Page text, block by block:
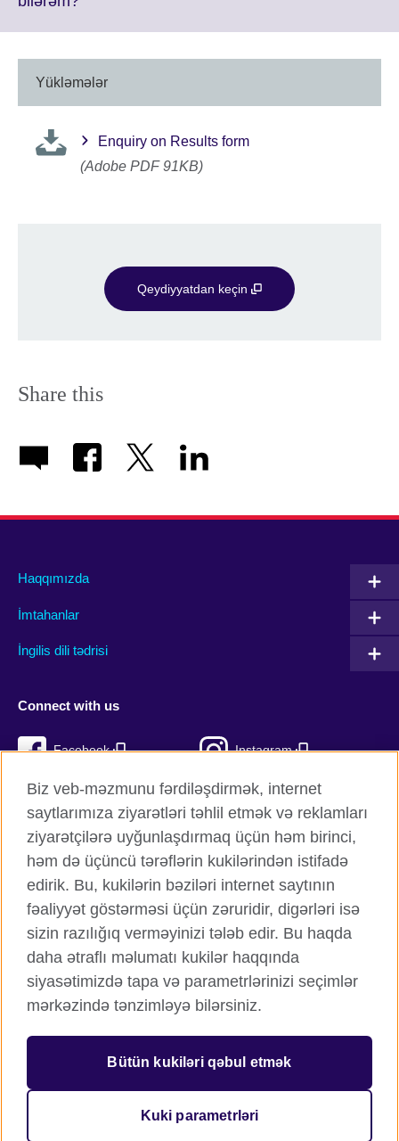
More
information
available.
Yükləmələr
Enquiry on Results form
(Adobe PDF 91KB)
Qeydiyyatdan keçin
Share this
Haqqımızda
İmtahanlar
İngilis dili tədrisi
Connect with us
Facebook Instagram
Twitter TikTok
British Council qlobal
Məxfilik və şərtlər
Sitemap
© 2026 British Council
Birləşmiş Krallığın mədəni əlaqələr və təhsil imkanları üzrə
Uels), SC037733 (Şotlandiya).
Biz veb-məzmunu fərdiləşdirmək, internet
saytlarımıza ziyarətləri təhlil etmək və reklamları
ziyarətçilərə uyğunlaşdırmaq üçün həm birinci,
həm də üçüncü tərəflərin kukilərindən istifadə
edirik. Bu, kukilərin bəziləri internet saytının
fəaliyyət göstərməsi üçün zəruridir, digərləri isə
sizin razılığıq verməyinizi tələb edir. Bu haqda
daha ətraflı məlumatı kukilər haqqında
siyasətimizdə tapa və parametrlərinizi seçimlər
mərkəzində tənzimləyə bilərsiniz.
Bütün kukiləri qəbul etmək
Kuki parametrləri